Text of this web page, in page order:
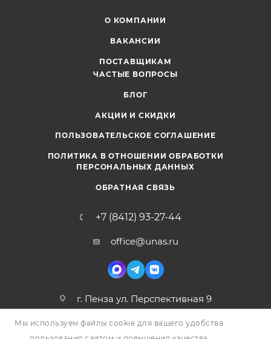
О КОМПАНИИ
ВАКАНСИИ
ПОСТАВЩИКАМ
ЧАСТЫЕ ВОПРОСЫ
БЛОГ
АКЦИИ И СКИДКИ
ПОЛЬЗОВАТЕЛЬСКОЕ СОГЛАШЕНИЕ
ПОЛИТИКА В ОТНОШЕНИИ ОБРАБОТКИ
ПЕРСОНАЛЬНЫХ ДАННЫХ
ОБРАТНАЯ СВЯЗЬ
+7 (8412) 93-27-44
office@unas.ru
г. Пенза ул. Перспективная 9
Мы используем файлы cookie для вашего удобства